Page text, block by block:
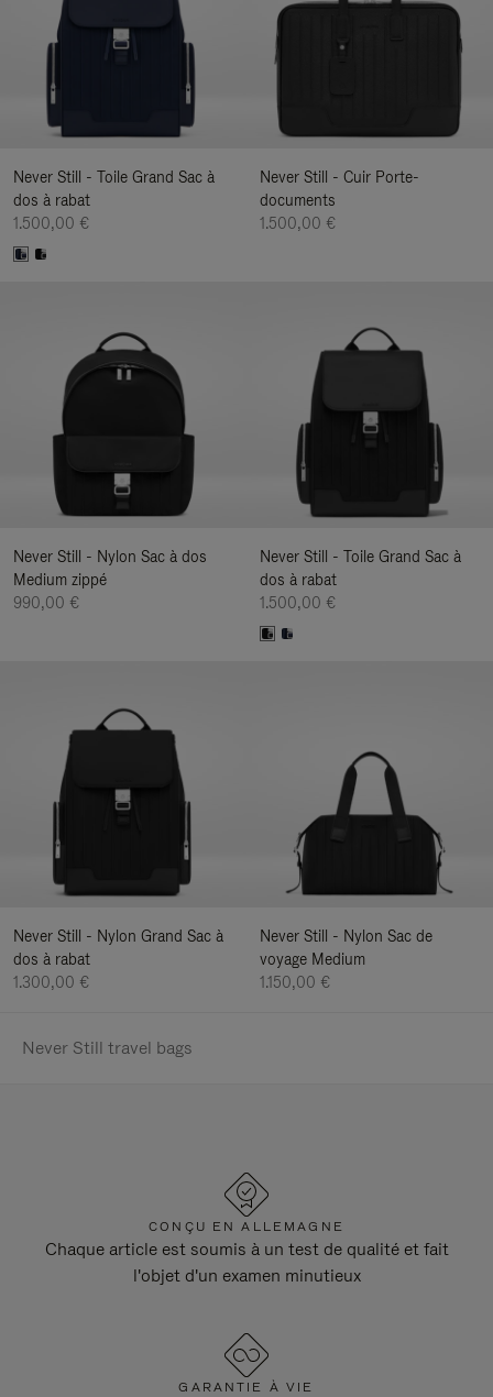
Never Still - Toile Grand Sac à
dos à rabat
1.500,00 €
Never Still - Cuir Porte-
documents
1.500,00 €
Never Still - Nylon Sac à dos
Medium zippé
990,00 €
Never Still - Toile Grand Sac à
dos à rabat
1.500,00 €
Never Still - Nylon Grand Sac à
dos à rabat
1.300,00 €
Never Still - Nylon Sac de
voyage Medium
1.150,00 €
Never Still travel bags
CONÇU EN ALLEMAGNE
Chaque article est soumis à un test de qualité et fait
l'objet d'un examen minutieux
GARANTIE À VIE